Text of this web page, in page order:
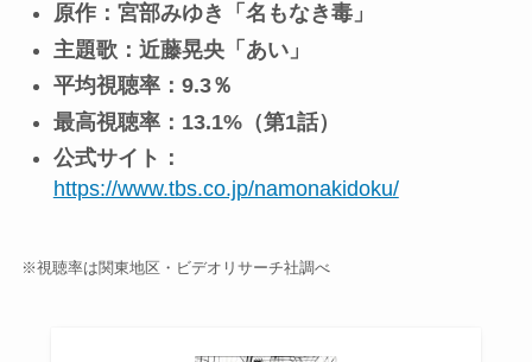
原作：宮部みゆき「名もなき毒」
主題歌：近藤晃央「あい」
平均視聴率：9.3％
最高視聴率：13.1%（第1話）
公式サイト：
https://www.tbs.co.jp/namonakidoku/
※視聴率は関東地区・ビデオリサーチ社調べ